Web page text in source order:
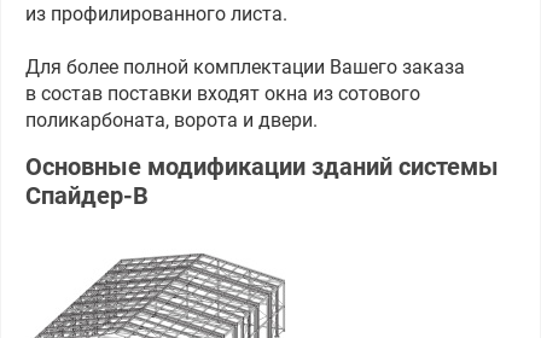
из профилированного листа.
Для более полной комплектации Вашего заказа
в состав поставки входят окна из сотового
поликарбоната, ворота и двери.
Основные модификации зданий системы
Спайдер-В